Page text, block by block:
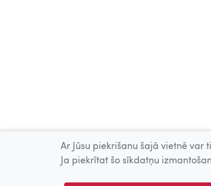
Ar Jūsu piekrišanu šajā vietnē var
Ja piekrītat šo sīkdatņu